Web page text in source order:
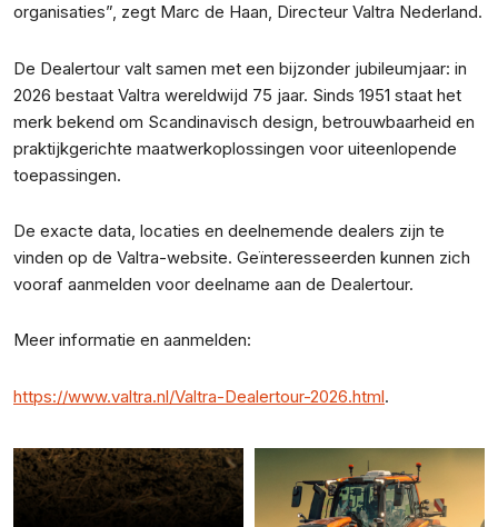
organisaties”, zegt Marc de Haan, Directeur Valtra Nederland.
De Dealertour valt samen met een bijzonder jubileumjaar: in
2026 bestaat Valtra wereldwijd 75 jaar. Sinds 1951 staat het
merk bekend om Scandinavisch design, betrouwbaarheid en
praktijkgerichte maatwerkoplossingen voor uiteenlopende
toepassingen.
De exacte data, locaties en deelnemende dealers zijn te
vinden op de Valtra-website. Geïnteresseerden kunnen zich
vooraf aanmelden voor deelname aan de Dealertour.
Meer informatie en aanmelden:
https://www.valtra.nl/Valtra-Dealertour-2026.html.